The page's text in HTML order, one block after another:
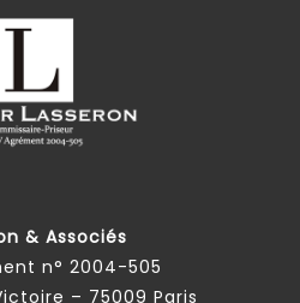
& Associés
n° 2004-505
– 75009 Paris